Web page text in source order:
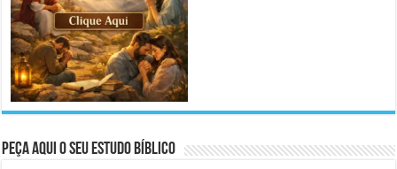
Peça aqui o seu Estudo Bíblico